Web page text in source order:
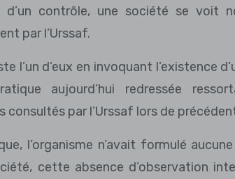
contrôle, une société se voit
par l’Urssaf.
l’un d’eux en invoquant l’existence
aujourd’hui redressée
consultés par l’Urssaf lors de
l’organisme n’avait formulé
cette absence d’observation